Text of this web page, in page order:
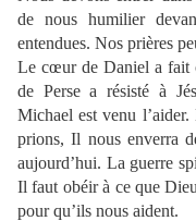
de nous humilier
entendues. Nos prières
Le cœur de Daniel a fait
de Perse a résisté à
Michael est venu
prions, Il nous enverra
aujourd’hui. La guerre
Il faut obéir à ce que
pour qu’ils nous aident.